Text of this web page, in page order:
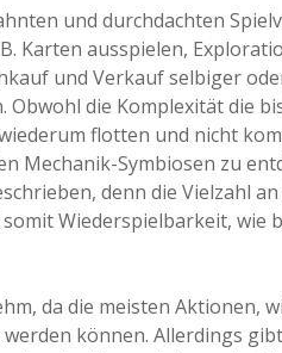
und durchdachten
Karten ausspielen,
und Verkauf selbiger
die Komplexität die
flotten und nicht
Mechanik-Symbiosen zu
denn die Vielzahl
Wiederspielbarkeit, wie
da die meisten Aktionen,
können. Allerdings